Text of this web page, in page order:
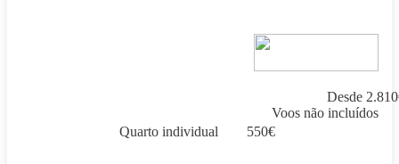
Desde 2.810
Voos não incluídos
Quarto individual
550€